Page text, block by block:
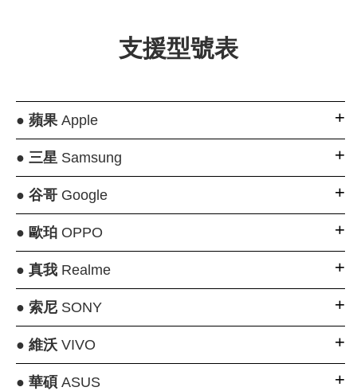
支援型號表
● 蘋果Apple
● 三星Samsung
● 谷哥Google
● 歐珀OPPO
● 真我Realme
● 索尼SONY
● 維沃VIVO
● 華碩 ASUS